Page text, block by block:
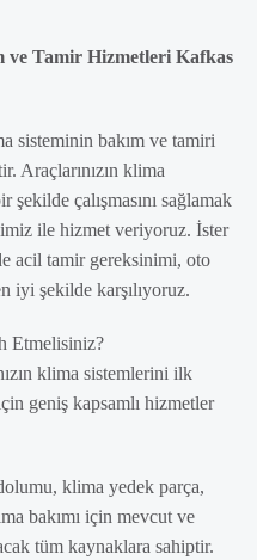
ve Tamir Hizmetleri Kafkas
sisteminin bakım ve tamiri
Araçlarınızın klima
çalışmasını sağlamak
ile hizmet veriyoruz. İster
acil tamir gereksinimi, oto
iyi şekilde karşılıyoruz.
Etmelisiniz?
klima sistemlerini ilk
geniş kapsamlı hizmetler
klima yedek parça,
bakımı için mevcut ve
tüm kaynaklara sahiptir.